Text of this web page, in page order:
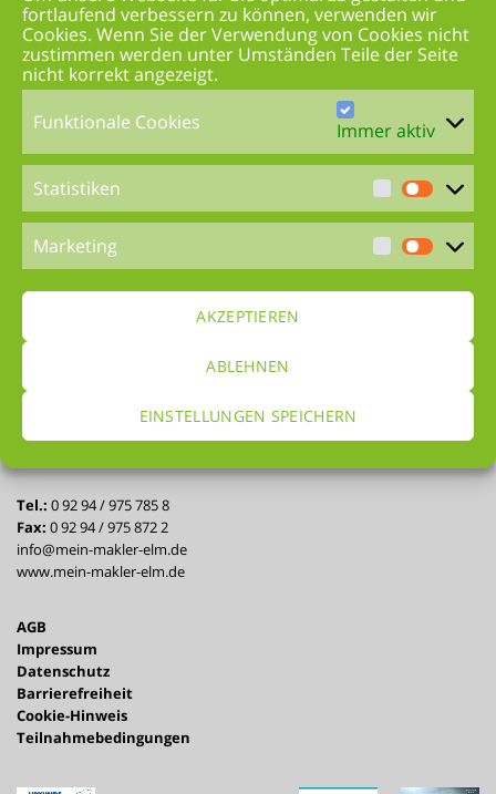
fortlaufend verbessern zu können, verwenden wir
Cookies. Wenn Sie der Verwendung von Cookies nicht
zustimmen werden unter Umständen Teile der Seite
nicht korrekt angezeigt.
Funktionale Cookies
Immer aktiv
Statistiken
Marketing
AKZEPTIEREN
ABLEHNEN
EINSTELLUNGEN SPEICHERN
TEILEN:
MEIN-MAKLER-ELM –
Tel.: 0 92 94 / 975 785 8
Fax: 0 92 94 / 975 872 2
info@mein-makler-elm.de
www.mein-makler-elm.de
AGB
Impressum
Datenschutz
Barrierefreiheit
Cookie-Hinweis
Teilnahmebedingungen